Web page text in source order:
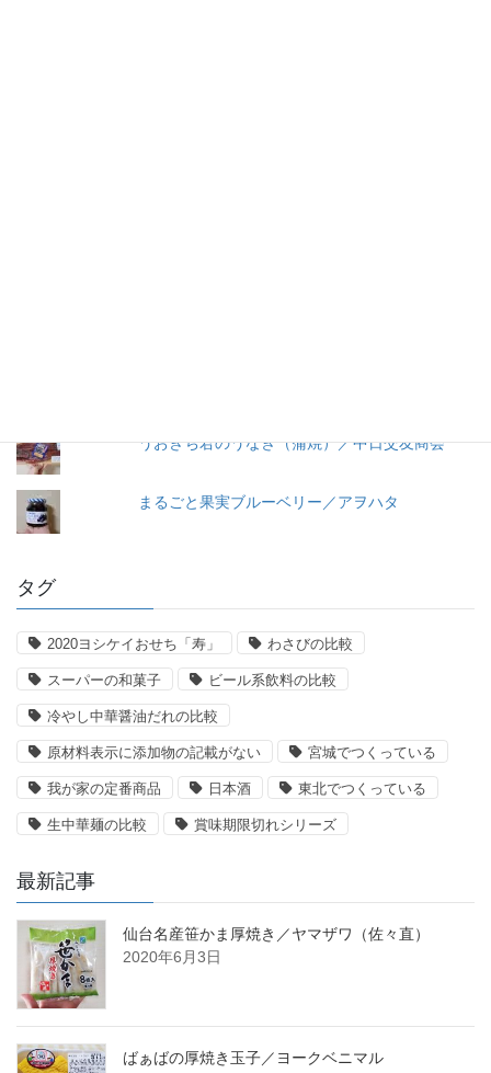
うおきち君のうなぎ（蒲焼）／中日交友商会
まるごと果実ブルーベリー／アヲハタ
タグ
2020ヨシケイおせち「寿」 わさびの比較
スーパーの和菓子 ビール系飲料の比較
冷やし中華醤油だれの比較
原材料表示に添加物の記載がない 宮城でつくっている
我が家の定番商品 日本酒 東北でつくっている
生中華麺の比較 賞味期限切れシリーズ
最新記事
仙台名産笹かま厚焼き／ヤマザワ（佐々直）
2020年6月3日
ばぁばの厚焼き玉子／ヨークベニマル